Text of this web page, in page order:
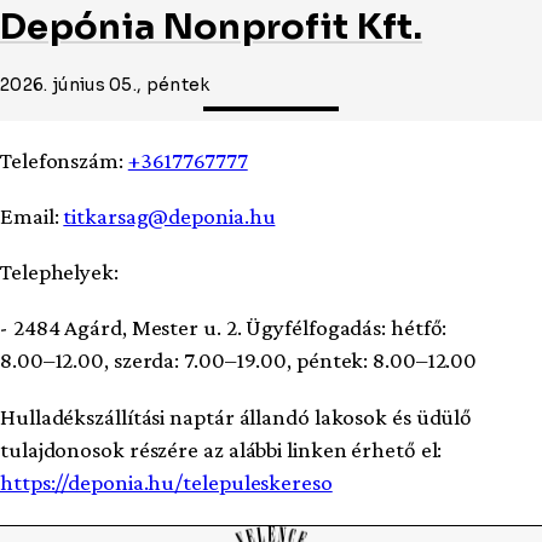
Depónia Nonprofit Kft.
2026. június 05., péntek
Telefonszám: +3617767777
Email:titkarsag@deponia.hu
Telephelyek:
- 2484 Agárd, Mester u. 2. Ügyfélfogadás: hétfő:
8.00–12.00, szerda: 7.00–19.00, péntek: 8.00–12.00
Hulladékszállítási naptár állandó lakosok és üdülő
tulajdonosok részére az alábbi linken érhető el:
https://deponia.hu/telepuleskereso